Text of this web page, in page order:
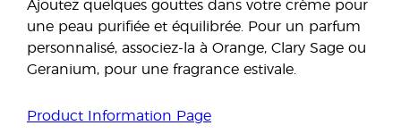
Ajoutez quelques gouttes dans votre crème pour
une peau purifiée et équilibrée. Pour un parfum
personnalisé, associez-la à Orange, Clary Sage ou
Geranium, pour une fragrance estivale.
Product Information Page